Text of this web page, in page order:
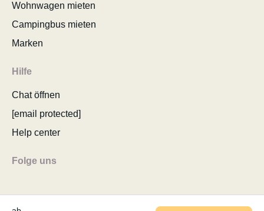
Wohnwagen mieten
Campingbus mieten
Marken
Hilfe
Chat öffnen
[email protected]
Help center
Folge uns